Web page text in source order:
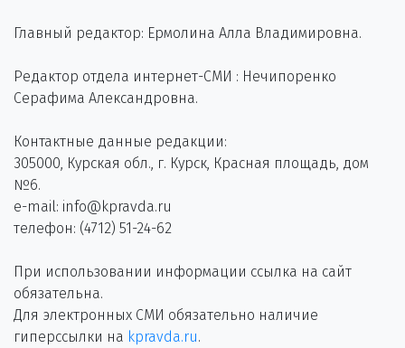
Главный редактор: Ермолина Алла Владимировна.
Редактор отдела интернет-СМИ : Нечипоренко
Серафима Александровна.
Контактные данные редакции:
305000, Курская обл., г. Курск, Красная площадь, дом
№6.
e-mail: info@kpravda.ru
телефон: (4712) 51-24-62
При использовании информации ссылка на сайт
обязательна.
Для электронных СМИ обязательно наличие
гиперссылки на kpravda.ru.